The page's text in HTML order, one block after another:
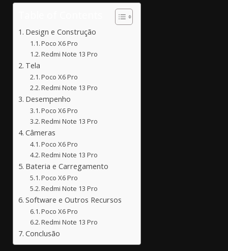
Design e Construção
Poco X6 Pro
Redmi Note 13 Pro
Tela
Poco X6 Pro
Redmi Note 13 Pro
Desempenho
Poco X6 Pro
Redmi Note 13 Pro
Câmeras
Poco X6 Pro
Redmi Note 13 Pro
Bateria e Carregamento
Poco X6 Pro
Redmi Note 13 Pro
Software e Outros Recursos
Poco X6 Pro
Redmi Note 13 Pro
Conclusão